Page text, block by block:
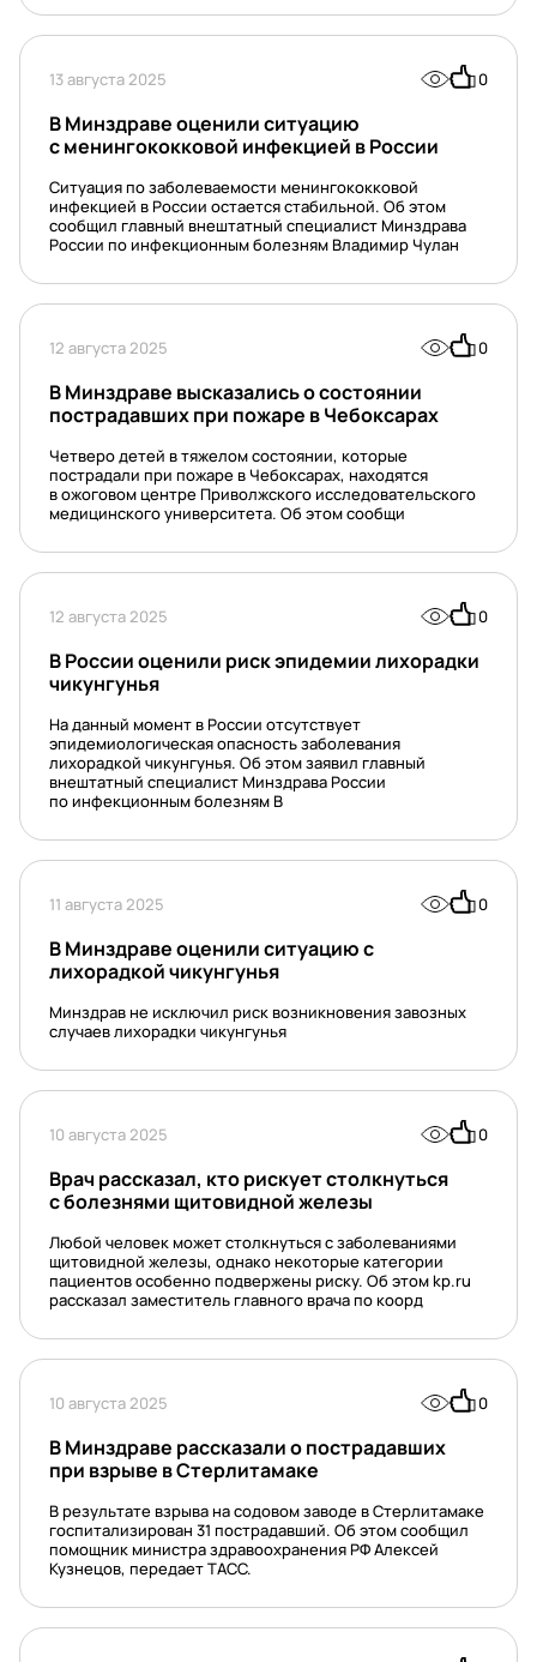
13 августа 2025 0
В Минздраве оценили ситуацию
с менингококковой инфекцией в России
Ситуация по заболеваемости менингококковой
инфекцией в России остается стабильной. Об этом
сообщил главный внештатный специалист Минздрава
России по инфекционным болезням Владимир Чулан
12 августа 2025 0
В Минздраве высказались о состоянии
пострадавших при пожаре в Чебоксарах
Четверо детей в тяжелом состоянии, которые
пострадали при пожаре в Чебоксарах, находятся
в ожоговом центре Приволжского исследовательского
медицинского университета. Об этом сообщи
12 августа 2025 0
В России оценили риск эпидемии лихорадки
чикунгунья
На данный момент в России отсутствует
эпидемиологическая опасность заболевания
лихорадкой чикунгунья. Об этом заявил главный
внештатный специалист Минздрава России
по инфекционным болезням В
11 августа 2025 0
В Минздраве оценили ситуацию с
лихорадкой чикунгунья
Минздрав не исключил риск возникновения завозных
случаев лихорадки чикунгунья
10 августа 2025 0
Врач рассказал, кто рискует столкнуться
с болезнями щитовидной железы
Любой человек может столкнуться с заболеваниями
щитовидной железы, однако некоторые категории
пациентов особенно подвержены риску. Об этом kp.ru
рассказал заместитель главного врача по коорд
10 августа 2025 0
В Минздраве рассказали о пострадавших
при взрыве в Стерлитамаке
В результате взрыва на содовом заводе в Стерлитамаке
госпитализирован 31 пострадавший. Об этом сообщил
помощник министра здравоохранения РФ Алексей
Кузнецов, передает ТАСС.